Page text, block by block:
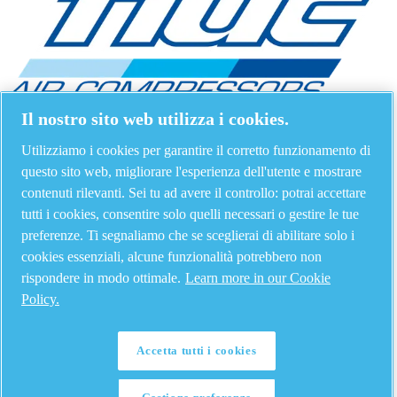
Il nostro sito web utilizza i cookies.
Utilizziamo i cookies per garantire il corretto funzionamento di
questo sito web, migliorare l'esperienza dell'utente e mostrare
contenuti rilevanti. Sei tu ad avere il controllo: potrai accettare
tutti i cookies, consentire solo quelli necessari o gestire le tue
preferenze. Ti segnaliamo che se sceglierai di abilitare solo i
cookies essenziali, alcune funzionalità potrebbero non
rispondere in modo ottimale. Learn more in our Cookie
Policy.
Accetta tutti i cookies